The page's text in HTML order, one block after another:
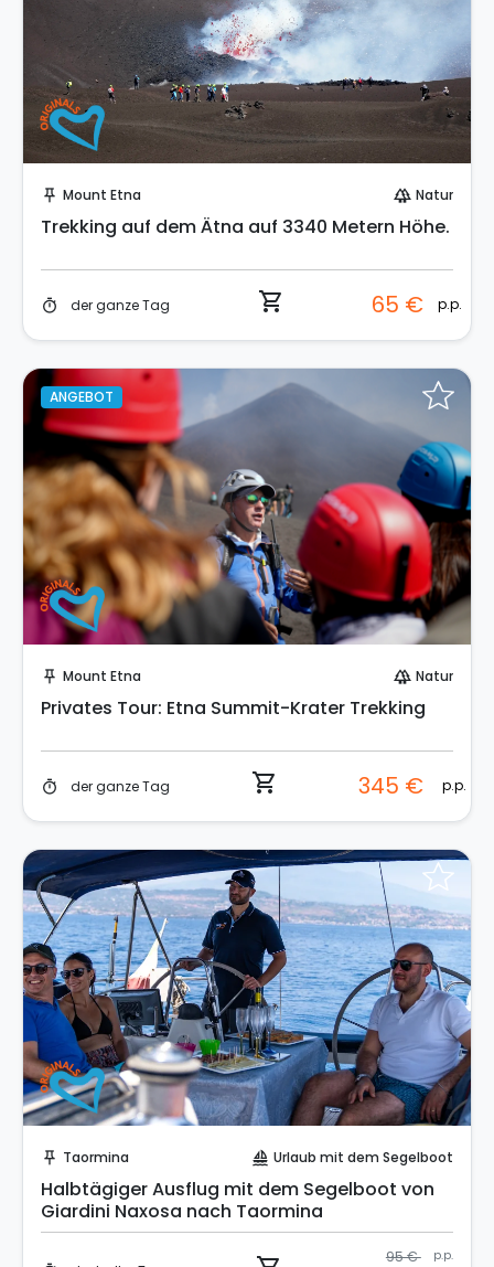
push_pin Mount Etna forest Natur
Trekking auf dem Ätna auf 3340 Metern Höhe.
timer der ganze Tag shopping_cart 65 € p.p.
ANGEBOT
push_pin Mount Etna forest Natur
Privates Tour: Etna Summit-Krater Trekking
timer der ganze Tag shopping_cart 345 € p.p.
push_pin Taormina sailing Urlaub mit dem Segelboot
Halbtägiger Ausflug mit dem Segelboot von
Giardini Naxosa nach Taormina
95 € p.p.